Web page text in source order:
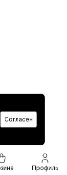
Согласен
Профиль